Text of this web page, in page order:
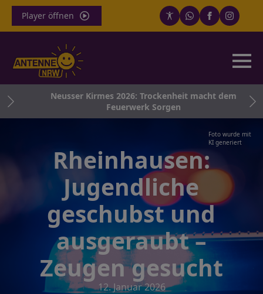
Player öffnen
Neusser Kirmes 2026: Trockenheit macht dem
Feuerwerk Sorgen
Foto wurde mit
KI generiert
Rheinhausen:
Jugendliche
geschubst und
ausgeraubt –
Zeugen gesucht
12. Januar 2026